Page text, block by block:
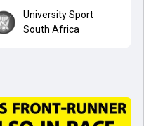
University Sport
South Africa